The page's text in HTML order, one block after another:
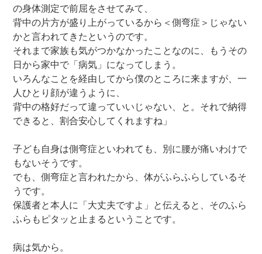
の身体測定で前屈をさせてみて、
背中の片方が盛り上がっているから＜側弯症＞じゃない
かと言われてきたというのです。
それまで家族も気がつかなかったことなのに、もうその
日から家中で「病気」になってしまう。
いろんなことを経由してから僕のところに来ますが、一
人ひとり顔が違うように、
背中の格好だって違っていいじゃない、と。それで納得
できると、割合安心してくれますね」
子ども自身は側弯症といわれても、別に腰が痛いわけで
もないそうです。
でも、側弯症と言われたから、体がふらふらしているそ
うです。
保護者と本人に「大丈夫ですよ」と伝えると、そのふら
ふらもピタッと止まるということです。
病は気から。